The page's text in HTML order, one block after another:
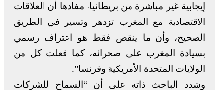
إيجابية غير مباشرة من بريطانيا، مفادها أن العلاقات
الاقتصادية مع المغرب تزدهر وتسير في الطريق
الصحيح، وأن ما ينقص فقط هو اعتراف رسمي
بسيادة المغرب على صحرائه، كما فعلت كل من
الولايات المتحدة الأمريكية وفرنسا”.
وشدد الباحث ذاته على أن “السماح للشركات